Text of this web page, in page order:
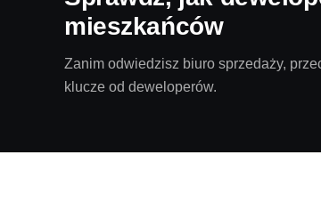
mieszkańców
Zanim odwiedzisz biuro sprzedaży,
klucze od deweloperów.